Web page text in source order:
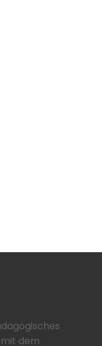
dem